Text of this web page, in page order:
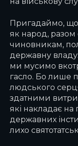
Пригадаймо, що
як народ,
чиновникам,
державну владу:
ми мусимо
гасло. Бо лише
людського
здатними
які накладає на
державних
лихо